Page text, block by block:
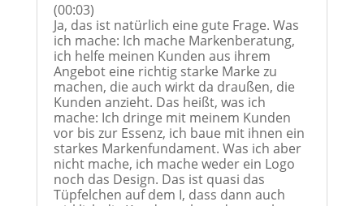
(00:03)
Ja, das ist natürlich eine gute Frage. Was
ich mache: Ich mache Markenberatung,
ich helfe meinen Kunden aus ihrem
Angebot eine richtig starke Marke zu
machen, die auch wirkt da draußen, die
Kunden anzieht. Das heißt, was ich
mache: Ich dringe mit meinem Kunden
vor bis zur Essenz, ich baue mit ihnen ein
starkes Markenfundament. Was ich aber
nicht mache, ich mache weder ein Logo
noch das Design. Das ist quasi das
Tüpfelchen auf dem I, dass dann auch